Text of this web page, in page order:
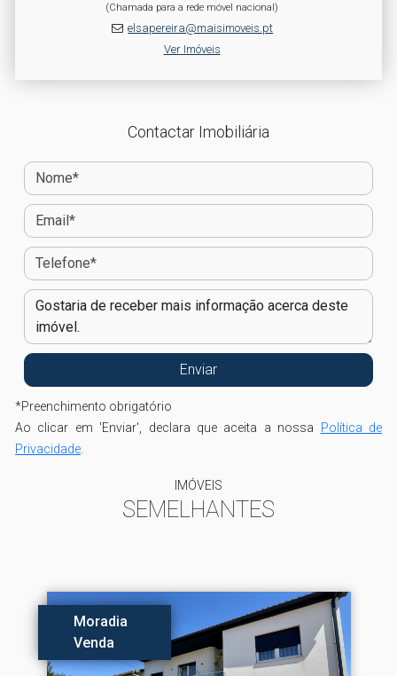
(Chamada para a rede móvel nacional)
elsapereira@maisimoveis.pt
Ver Imóveis
Contactar Imobiliária
*Preenchimento obrigatório
Ao clicar em 'Enviar', declara que aceita a nossa Política de
Privacidade
IMÓVEIS
SEMELHANTES
Moradia
Venda